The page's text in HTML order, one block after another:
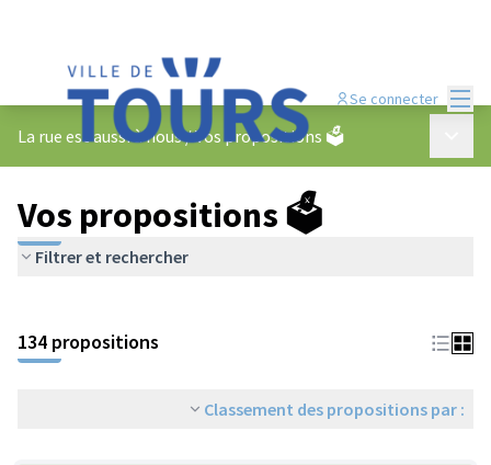
Se connecter
La rue est aussi à nous/Vos propositions 🗳️
Vos propositions 🗳️
Filtrer et rechercher
134 propositions
Classement des propositions par :